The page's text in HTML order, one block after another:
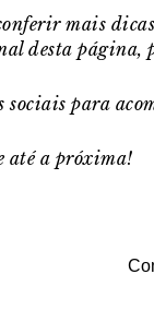
mais dicas
desta página,
sociais para
até a próxima!